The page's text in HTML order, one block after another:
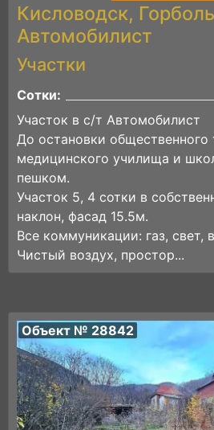
Кисловодск,
Автомобилист
Участки
Сотки:
Участок в с/т Автомобилист
До остановки общественного
медицинского училища и
пешком.
Участок 5, 4 сотки в
наклон, фасад 15.5м.
Все коммуникации: газ, свет,
Чистый воздух, простор...
Объект № 28842